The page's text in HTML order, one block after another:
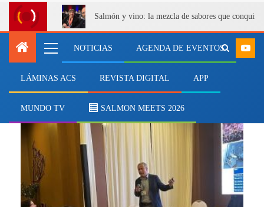
Salmón y vino: la mezcla de sabores que
NOTICIAS AGENDA DE EVENTOS
LÁMINAS ACS REVISTA DIGITAL APP
MUNDO TV SALMON MEETS 2026
CRIA